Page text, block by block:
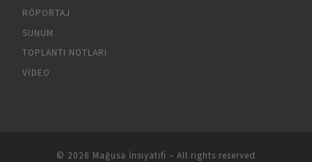
RÖPORTAJ
SUNUM
TOPLANTI NOTLARI
VIDEO
© 2026 Mağusa İnsiyatifi – All rights reserved